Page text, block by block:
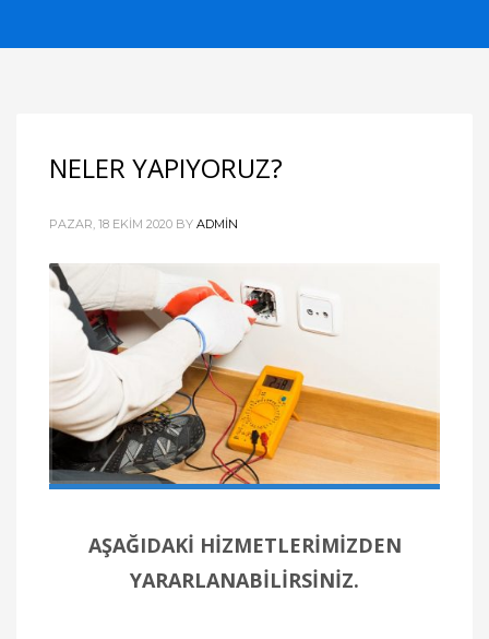
NELER YAPIYORUZ?
PAZAR, 18 EKIM 2020 BY ADMIN
AŞAĞIDAKİ HİZMETLERİMİZDEN
YARARLANABİLİRSİNİZ.